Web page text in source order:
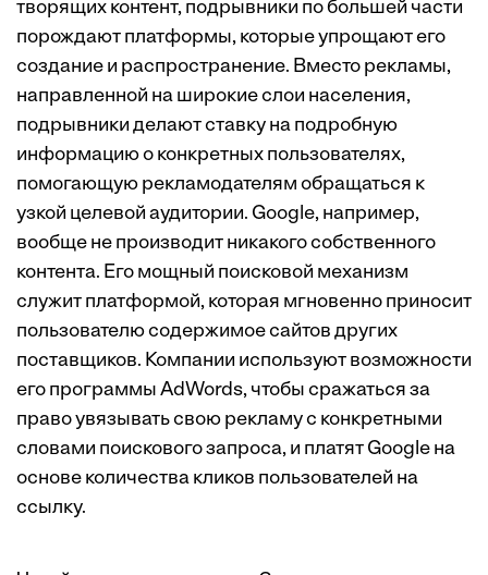
творящих контент, подрывники по большей части
порождают платформы, которые упрощают его
создание и распространение. Вместо рекламы,
направленной на широкие слои населения,
подрывники делают ставку на подробную
информацию о конкретных пользователях,
помогающую рекламодателям обращаться к
узкой целевой аудитории. Google, например,
вообще не производит никакого собственного
контента. Его мощный поисковой механизм
служит платформой, которая мгновенно приносит
пользователю содержимое сайтов других
поставщиков. Компании используют возможности
его программы AdWords, чтобы сражаться за
право увязывать свою рекламу с конкретными
словами поискового запроса, и платят Google на
основе количества кликов пользователей на
ссылку.